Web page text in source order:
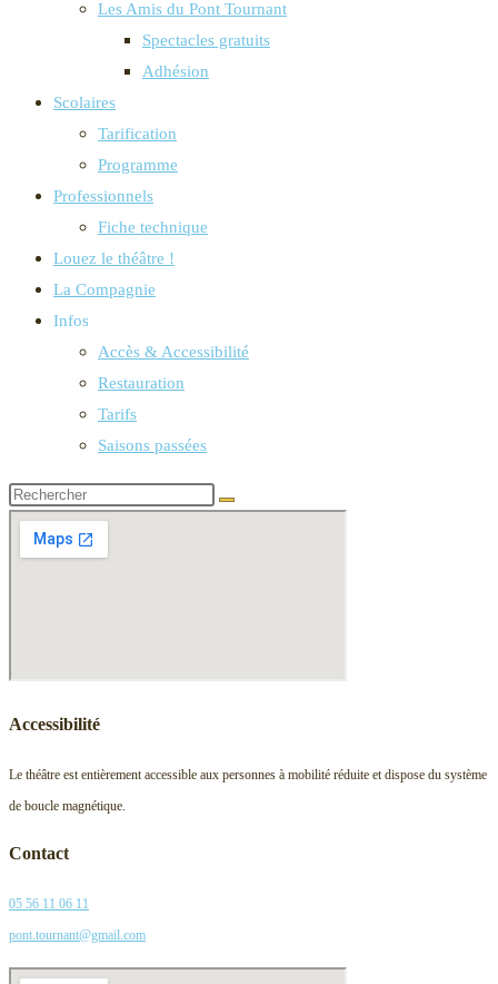
Les Amis du Pont Tournant
Spectacles gratuits
Adhésion
Scolaires
Tarification
Programme
Professionnels
Fiche technique
Louez le théâtre !
La Compagnie
Infos
Accès & Accessibilité
Restauration
Tarifs
Saisons passées
Accessibilité
Le théâtre est entièrement accessible aux personnes à mobilité réduite et dispose du système
de boucle magnétique.
Contact
05 56 11 06 11
pont.tournant@gmail.com